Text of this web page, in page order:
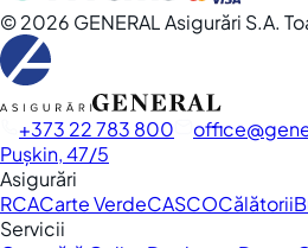
©2026 GENERAL Asigurări S.A.
+373 22 783 800 office
Pușkin, 47/5
Asigurări
RCACarte VerdeCASCOCălătorii
Servicii